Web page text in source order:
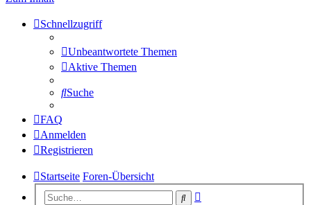
Schnellzugriff
Unbeantwortete Themen
Aktive Themen
Suche
FAQ
Anmelden
Registrieren
Startseite Foren-Übersicht
Suche